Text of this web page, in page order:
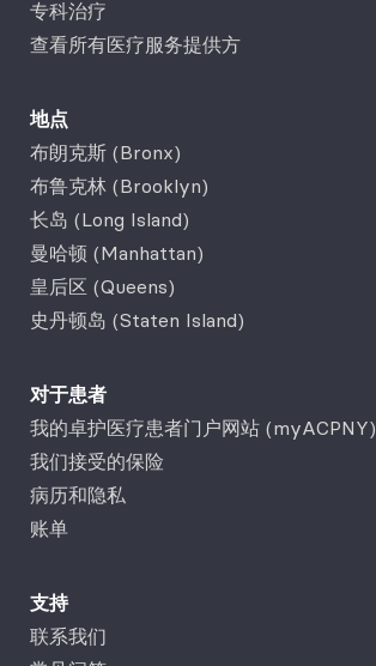
专科治疗
查看所有医疗服务提供方
地点
布朗克斯 (Bronx)
布鲁克林 (Brooklyn)
长岛 (Long Island)
曼哈顿 (Manhattan)
皇后区 (Queens)
史丹顿岛 (Staten Island)
对于患者
我的卓护医疗患者门户网站 (myACPNY)
我们接受的保险
病历和隐私
账单
支持
联系我们